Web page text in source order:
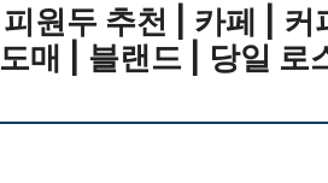
원두 추천 | 카페 | 커
매 | 블랜드 | 당일 로